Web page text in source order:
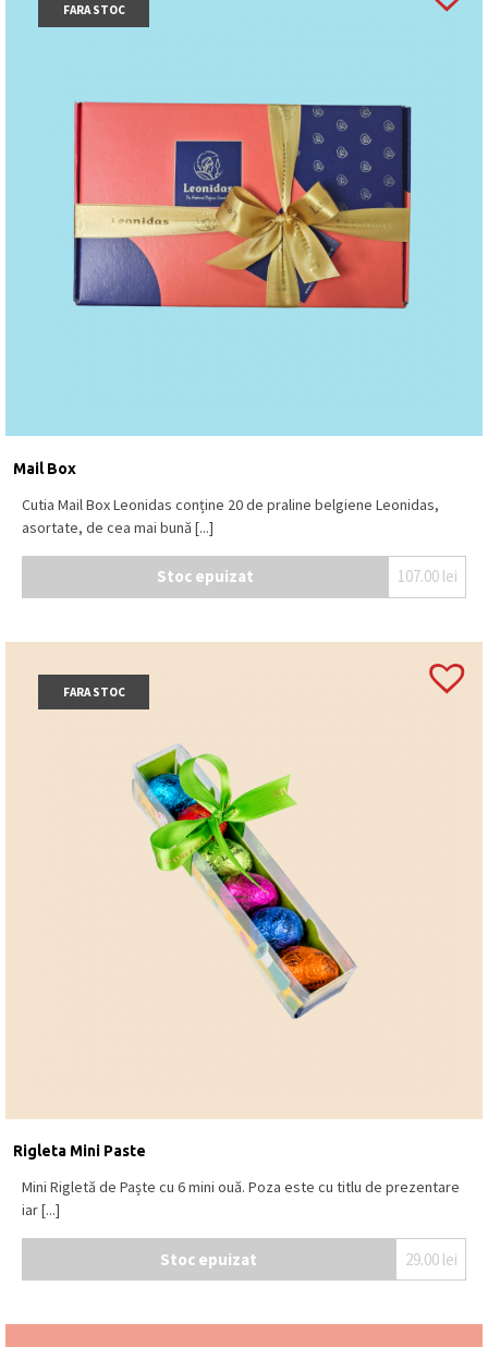
FARA STOC
Mail Box
Cutia Mail Box Leonidas conține 20 de praline belgiene Leonidas,
asortate, de cea mai bună [...]
Stoc epuizat 107.00 lei
FARA STOC
Rigleta Mini Paste
Mini Rigletă de Paște cu 6 mini ouă. Poza este cu titlu de prezentare
iar [...]
Stoc epuizat 29.00 lei